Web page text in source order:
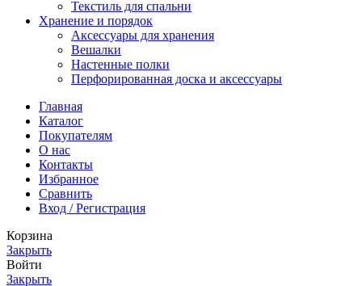
Текстиль для спальни
Хранение и порядок
Аксессуары для хранения
Вешалки
Настенные полки
Перфорированная доска и аксессуары
Главная
Каталог
Покупателям
О нас
Контакты
Избранное
Сравнить
Вход / Регистрация
Корзина
Закрыть
Войти
Закрыть